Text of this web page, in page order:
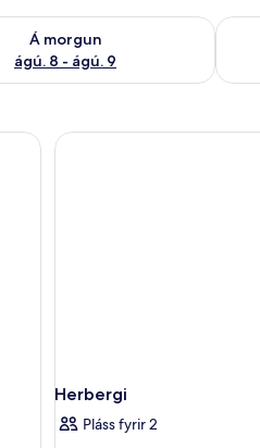
Á morgun
ágú. 8 - ágú. 9
á morgun ágú. 8 - ágú. 9
Herbergi
Pláss fyrir 2